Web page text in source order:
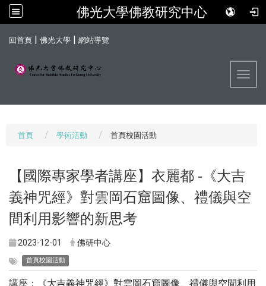
佛光大學佛教研究中心
回首頁 | 佛光大學 | 網站導覽
首頁 學術活動 首頁校園活動
【國際專家學者講座】 衣麗都 -《大吉
義神咒經》對雲岡石窟圖像、禮儀與空
間利用影響的新思考
2023-12-01 佛研中心
首頁校園活動
講座：
《大吉義神咒經》對雲岡石窟圖像、禮儀與空間利用